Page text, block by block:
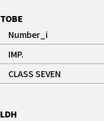
TOBE
Number_i
記事
IMP.
記事
CLASS SEVEN
記事
LDH